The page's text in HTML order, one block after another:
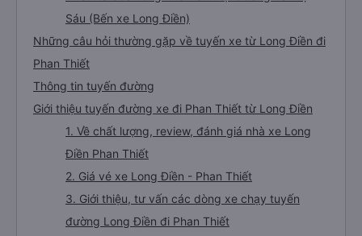
Sáu (Bến xe Long Điền)
Những câu hỏi thường gặp về tuyến xe từ Long Điền đi
Phan Thiết
Thông tin tuyến đường
Giới thiệu tuyến đường xe đi Phan Thiết từ Long Điền
1. Về chất lượng, review, đánh giá nhà xe Long
Điền Phan Thiết
2. Giá vé xe Long Điền - Phan Thiết
3. Giới thiệu, tư vấn các dòng xe chạy tuyến
đường Long Điền đi Phan Thiết